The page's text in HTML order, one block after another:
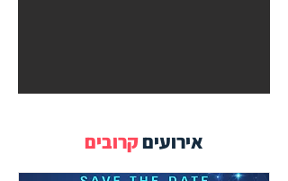
אירועיםקרובים